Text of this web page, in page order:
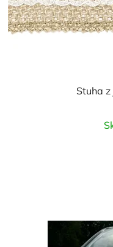
Stuha